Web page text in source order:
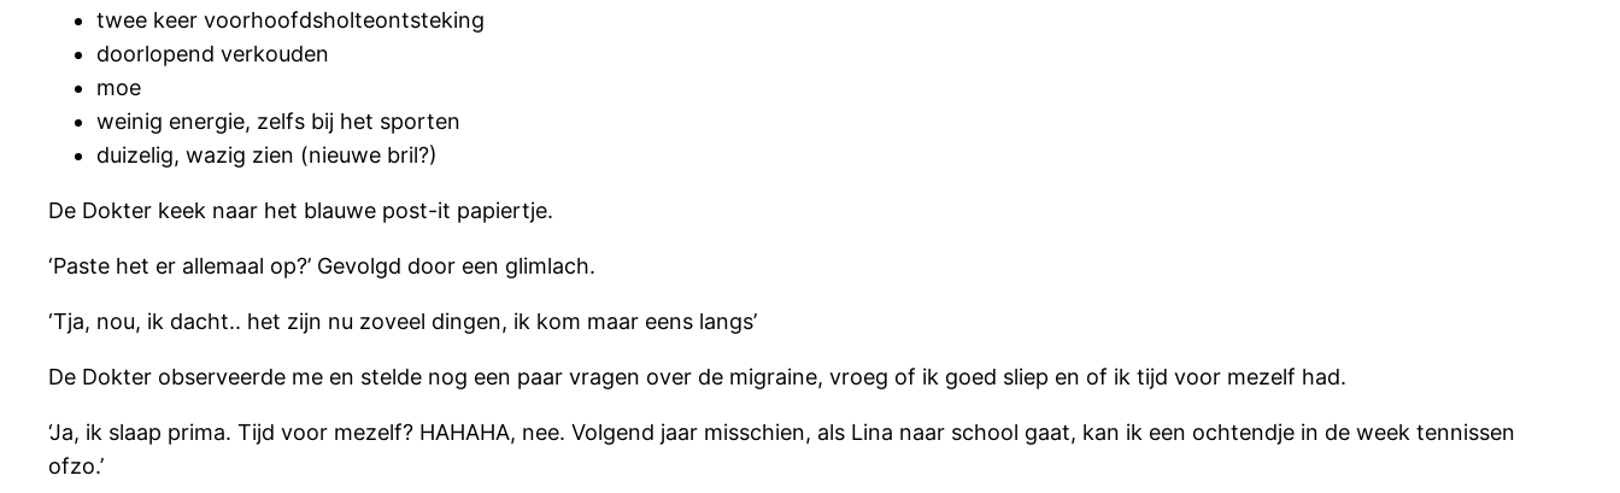
twee keer voorhoofdsholteontsteking
doorlopend verkouden
moe
weinig energie, zelfs bij het sporten
duizelig, wazig zien (nieuwe bril?)
De Dokter keek naar het blauwe post-it papiertje.
‘Paste het er allemaal op?’ Gevolgd door een glimlach.
‘Tja, nou, ik dacht.. het zijn nu zoveel dingen, ik kom maar eens langs’
De Dokter observeerde me en stelde nog een paar vragen over de migraine, vroeg of ik goed sliep en of ik tijd voor mezelf had.
‘Ja, ik slaap prima. Tijd voor mezelf? HAHAHA, nee. Volgend jaar misschien, als Lina naar school gaat, kan ik een ochtendje in de week tennissen
ofzo.’